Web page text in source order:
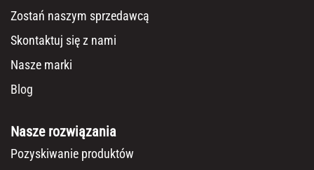
Zostań naszym sprzedawcą
Skontaktuj się z nami
Nasze marki
Blog
Nasze rozwiązania
Pozyskiwanie produktów